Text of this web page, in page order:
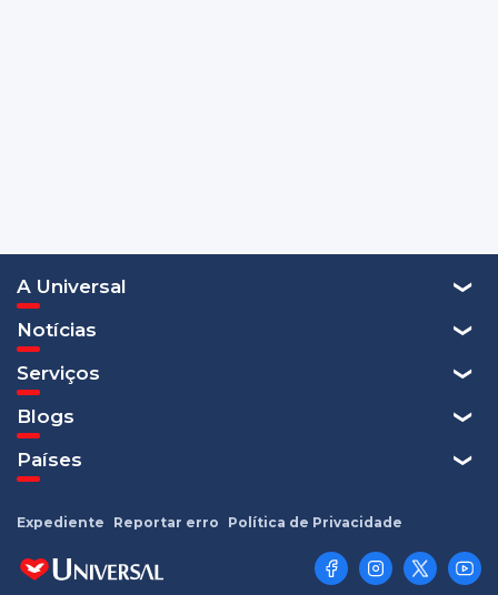
A Universal
Notícias
Serviços
Blogs
Países
Expediente Reportar erro Política de Privacidade